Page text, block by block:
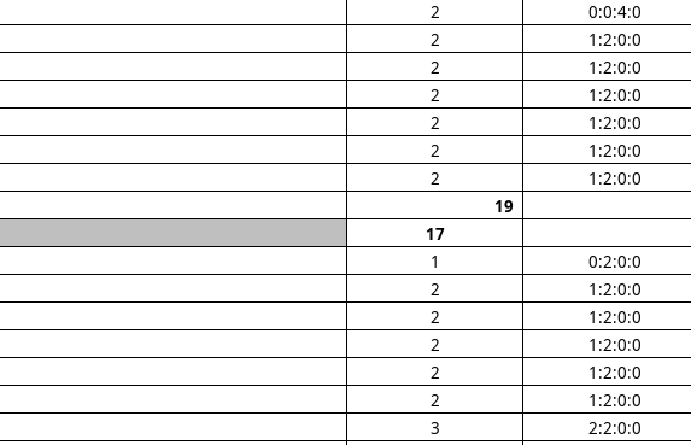
2
0:0:4:0
2
1:2:0:0
2
1:2:0:0
2
1:2:0:0
2
1:2:0:0
2
1:2:0:0
2
1:2:0:0
19
17
1
0:2:0:0
2
1:2:0:0
2
1:2:0:0
2
1:2:0:0
2
1:2:0:0
2
1:2:0:0
3 2:2:0:0